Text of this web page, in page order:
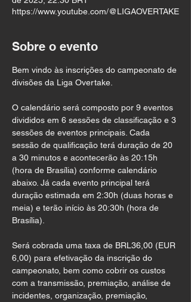
https://www.youtube.com/@LIGAOVERTAKE
Sobre o evento
Bem vindo às inscrições do campeonato de
divisões da Liga Overtake.
O calendário será composto por 9 eventos
divididos em 6 sessões de classificação e 3
sessões de eventos principais. Cada
sessão de qualificação terá duração de 20
a 30 minutos e acontecerão às 20:15h
(hora de Brasília) conforme calendário
abaixo. Já cada evento principal terá
duração estimada em 2:30h (duas horas e
meia) e terão início às 20:30h (hora de
Brasília).
Será cobrada uma taxa de BRL36,00 (EUR
6,00) para efetivação da inscrição do
campeonato, bem como cobrir os custos
com a transmissão, premiação, análise de
incidentes, organização, premiação,